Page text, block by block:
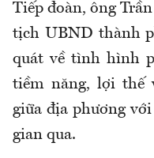
Tiếp đoàn, ông
tịch UBND thành
quát về tình hình
tiềm năng, lợi thế
giữa địa phương
gian qua.